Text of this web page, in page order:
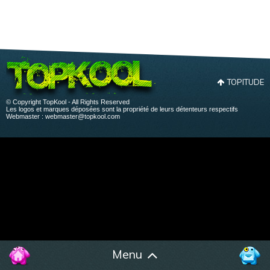
Menu
TOPITUDE
© Copyright TopKool - All Rights Reserved
Les logos et marques déposées sont la propriété de leurs détenteurs respectifs
Webmaster : webmaster@topkool.com